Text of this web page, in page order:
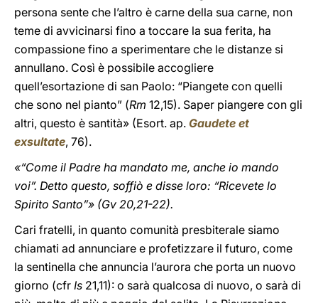
persona sente che l’altro è carne della sua carne, non
teme di avvicinarsi fino a toccare la sua ferita, ha
compassione fino a sperimentare che le distanze si
annullano. Così è possibile accogliere
quell’esortazione di san Paolo: “Piangete con quelli
che sono nel pianto” (Rm 12,15). Saper piangere con gli
altri, questo è santità» (Esort. ap. Gaudete et
exsultate, 76).
«“Come il Padre ha mandato me, anche io mando
voi”. Detto questo, soffiò e disse loro: “Ricevete lo
Spirito Santo”» (Gv 20,21-22).
Cari fratelli, in quanto comunità presbiterale siamo
chiamati ad annunciare e profetizzare il futuro, come
la sentinella che annuncia l’aurora che porta un nuovo
giorno (cfr Is 21,11): o sarà qualcosa di nuovo, o sarà di